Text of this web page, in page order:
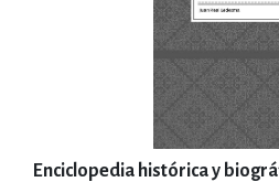
Enciclopedia histórica y